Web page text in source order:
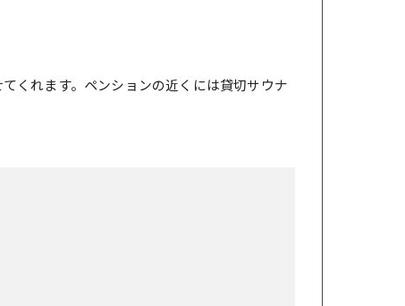
くれます。ペンションの近くには貸切サウナ